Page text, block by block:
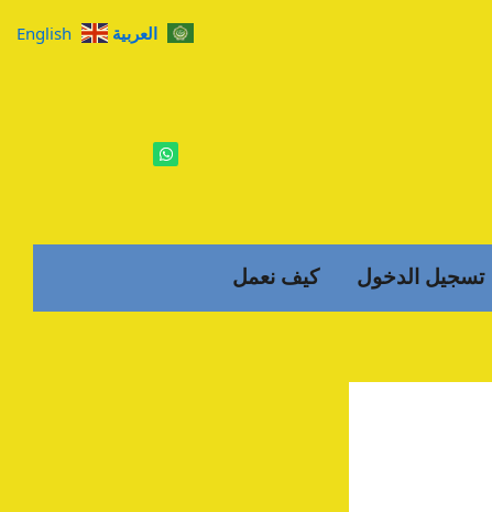
W
h
p
تسجيل الدخول كيف نعمل
العربية English